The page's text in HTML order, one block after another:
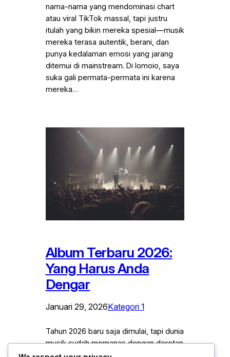
nama-nama yang mendominasi chart
atau viral TikTok massal, tapi justru
itulah yang bikin mereka spesial—musik
mereka terasa autentik, berani, dan
punya kedalaman emosi yang jarang
ditemui di mainstream. Di Iomoio, saya
suka gali permata-permata ini karena
mereka…
Album Terbaru 2026:
Yang Harus Anda
Dengar
Januari 29, 2026Kategori 1
Tahun 2026 baru saja dimulai, tapi dunia
musik sudah memanas dengan deretan
album baru yang siap mengguncang